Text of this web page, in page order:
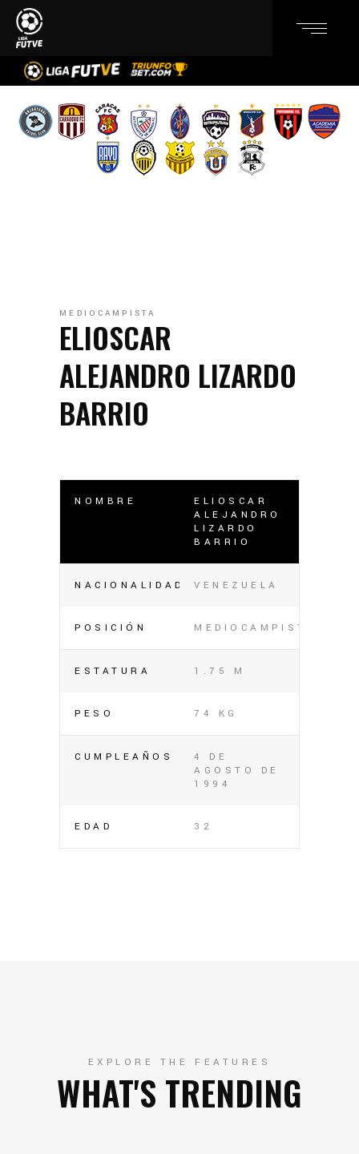
MEDIOCAMPISTA
ELIOSCAR
ALEJANDRO LIZARDO
BARRIO
NOMBRE
ELIOSCAR
ALEJANDRO
LIZARDO
BARRIO
NACIONALIDAD VENEZUELA
POSICIÓN MEDIOCAMPISTA
ESTATURA 1.75 M
PESO 74 KG
CUMPLEAÑOS
4 DE
AGOSTO DE
1994
EDAD 32
EXPLORE THE FEATURES
WHAT'S TRENDING